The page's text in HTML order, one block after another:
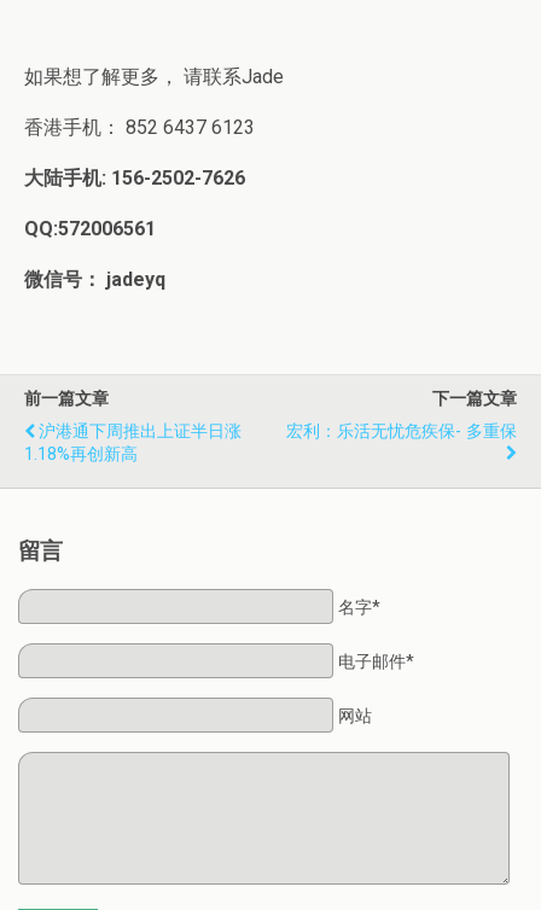
如果想了解更多， 请联系Jade
香港手机： 852 6437 6123
大陆手机: 156-2502-7626
QQ:572006561
微信号： jadeyq
前一篇文章
沪港通下周推出上证半日涨
1.18%再创新高
下一篇文章
宏利：乐活无忧危疾保- 多重保
留言
名字*
电子邮件*
网站